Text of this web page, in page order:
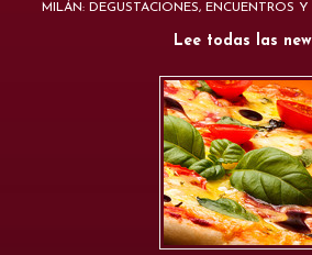
MILÁN: DEGUSTACIONES, ENCUENTROS
Lee todas las